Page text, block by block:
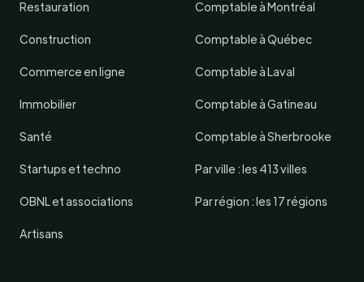
Restauration
Construction
Commerce en ligne
Immobilier
Santé
Startups et techno
OBNL et associations
Artisans
Comptable à Montréal
Comptable à Québec
Comptable à Laval
Comptable à Gatineau
Comptable à Sherbrooke
Par ville : les 413 villes
Par région : les 17 régions